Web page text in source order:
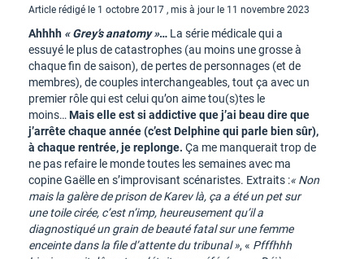
Article rédigé le 1 octobre 2017 , mis à jour le 11 novembre 2023
Ahhhh « Grey’s anatomy »… La série médicale qui a
essuyé le plus de catastrophes (au moins une grosse à
chaque fin de saison), de pertes de personnages (et de
membres), de couples interchangeables, tout ça avec un
premier rôle qui est celui qu’on aime tou(s)tes le
moins… Mais elle est si addictive que j’ai beau dire que
j’arrête chaque année (c’est Delphine qui parle bien sûr),
à chaque rentrée, je replonge. Ça me manquerait trop de
ne pas refaire le monde toutes les semaines avec ma
copine Gaëlle en s’improvisant scénaristes. Extraits :« Non
mais la galère de prison de Karev là, ça a été un pet sur
une toile cirée, c’est n’imp, heureusement qu’il a
diagnostiqué un grain de beauté fatal sur une femme
enceinte dans la file d’attente du tribunal », « Pfffhhh